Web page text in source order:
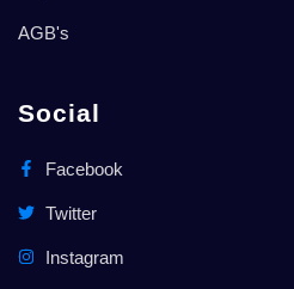
AGB's
Social
Facebook
Twitter
Instagram